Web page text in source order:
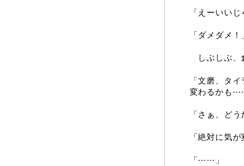
「えーいい
「ダメダメ！」
しぶしぶ
「文磨、タ
変わるかも
「さぁ、ど
「絶対に気
「⋯⋯」